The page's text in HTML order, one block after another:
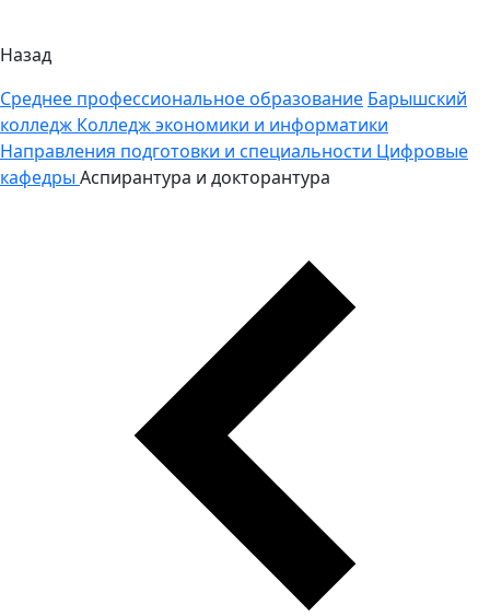
Назад
Среднее профессиональное образование Барышский
колледж Колледж экономики и информатики
Направления подготовки и специальности Цифровые
кафедры Аспирантура и докторантура